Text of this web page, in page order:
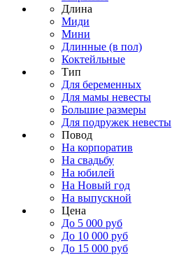
Длина
Миди
Мини
Длинные (в пол)
Коктейльные
Тип
Для беременных
Для мамы невесты
Большие размеры
Для подружек невесты
Повод
На корпоратив
На свадьбу
На юбилей
На Новый год
На выпускной
Цена
До 5 000 руб
До 10 000 руб
До 15 000 руб